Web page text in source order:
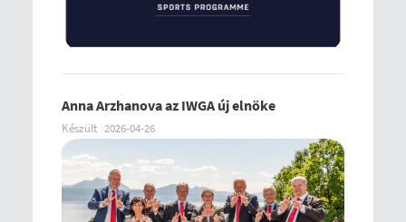
Anna Arzhanova az IWGA új elnöke
Készült 2026-04-26